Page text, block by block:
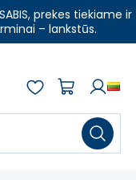
prekes tiekiame ir
– lankstūs.